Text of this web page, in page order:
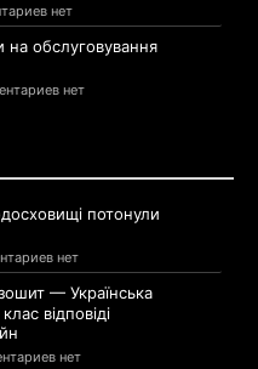
нет
на обслуговування
нет
потонули
нет
— Українська
відповіді
нет